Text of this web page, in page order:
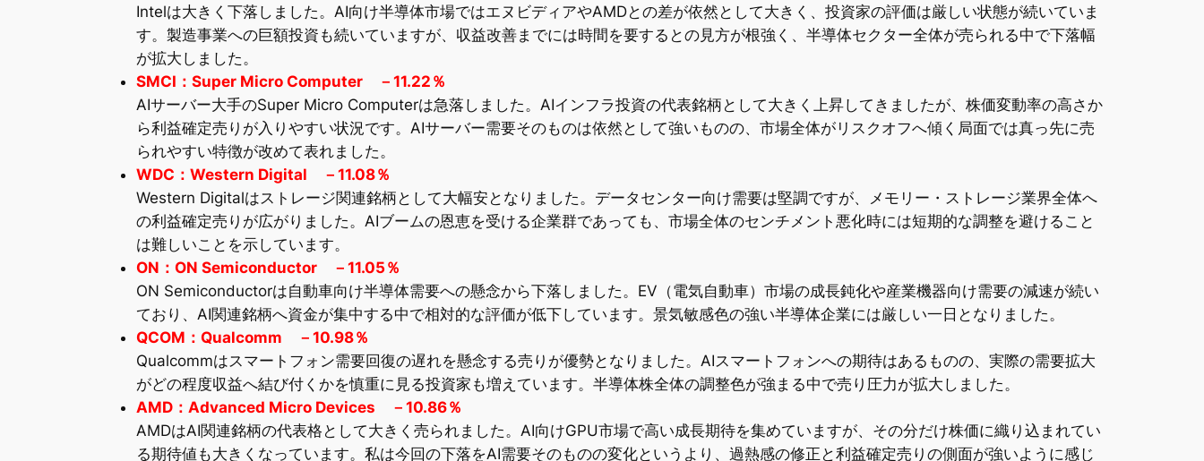
Intelは大きく下落しました。AI向け半導体市場ではエヌビディアやAMDとの差が依然として大きく、投資家の評価は厳しい状態が続いていま
す。製造事業への巨額投資も続いていますが、収益改善までには時間を要するとの見方が根強く、半導体セクター全体が売られる中で下落幅
が拡大しました。
SMCI：Super Micro Computer －11.22％
AIサーバー大手のSuper Micro Computerは急落しました。AIインフラ投資の代表銘柄として大きく上昇してきましたが、株価変動率の高さか
ら利益確定売りが入りやすい状況です。AIサーバー需要そのものは依然として強いものの、市場全体がリスクオフへ傾く局面では真っ先に売
られやすい特徴が改めて表れました。
WDC：Western Digital －11.08％
Western Digitalはストレージ関連銘柄として大幅安となりました。データセンター向け需要は堅調ですが、メモリー・ストレージ業界全体へ
の利益確定売りが広がりました。AIブームの恩恵を受ける企業群であっても、市場全体のセンチメント悪化時には短期的な調整を避けること
は難しいことを示しています。
ON：ON Semiconductor －11.05％
ON Semiconductorは自動車向け半導体需要への懸念から下落しました。EV（電気自動車）市場の成長鈍化や産業機器向け需要の減速が続い
ており、AI関連銘柄へ資金が集中する中で相対的な評価が低下しています。景気敏感色の強い半導体企業には厳しい一日となりました。
QCOM：Qualcomm －10.98％
Qualcommはスマートフォン需要回復の遅れを懸念する売りが優勢となりました。AIスマートフォンへの期待はあるものの、実際の需要拡大
がどの程度収益へ結び付くかを慎重に見る投資家も増えています。半導体株全体の調整色が強まる中で売り圧力が拡大しました。
AMD：Advanced Micro Devices －10.86％
AMDはAI関連銘柄の代表格として大きく売られました。AI向けGPU市場で高い成長期待を集めていますが、その分だけ株価に織り込まれてい
る期待値も大きくなっています。私は今回の下落をAI需要そのものの変化というより、過熱感の修正と利益確定売りの側面が強いように感じ